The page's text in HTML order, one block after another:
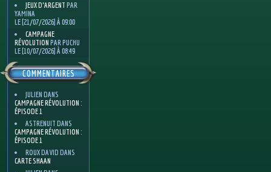
JEUX D'ARGENT PAR
YAMINA
LE [21/07/2026] À 09:00
CAMPAGNE
RÉVOLUTION PAR PUCHU
LE [10/07/2026] À 08:49
COMMENTAIRES
JULIEN DANS
CAMPAGNE RÉVOLUTION :
ÉPISODE 1
ASTRENUIT DANS
CAMPAGNE RÉVOLUTION :
ÉPISODE 1
ROUX DAVID DANS
CARTE SHAAN